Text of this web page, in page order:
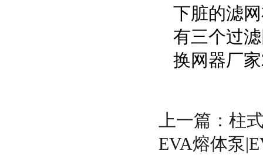
下脏的滤
有三个过
换网器厂
上一篇：柱
EVA熔体泵